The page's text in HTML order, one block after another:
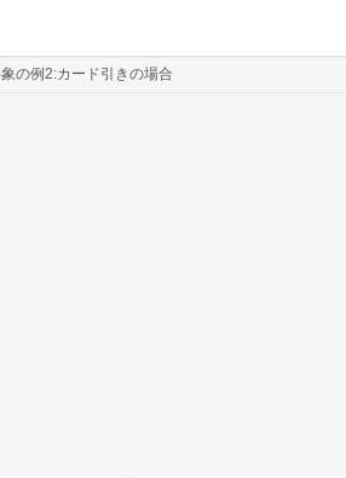
の例2:カード引きの場合